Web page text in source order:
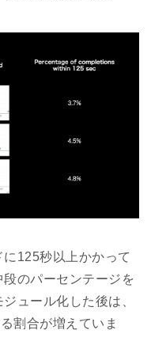
125秒以上かかって
のパーセンテージを
ュール化した後は、
割合が増えていま